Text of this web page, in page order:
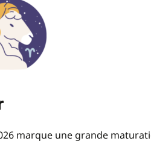
marque une grande